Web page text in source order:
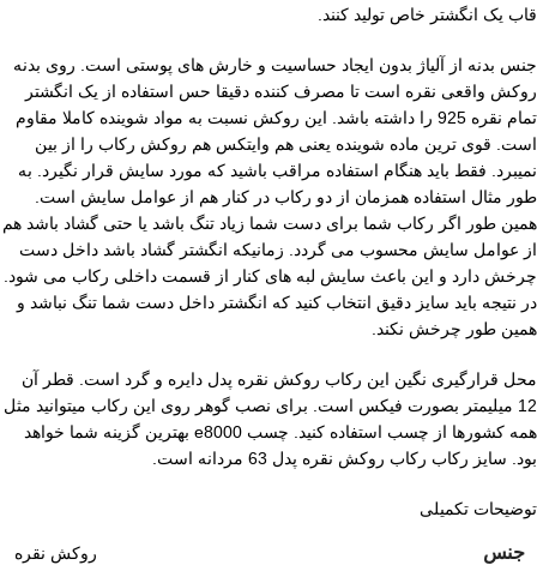
قاب یک انگشتر خاص تولید کنند.
جنس بدنه از آلیاژ بدون ایجاد حساسیت و خارش های پوستی است. روی بدنه
روکش واقعی نقره است تا مصرف کننده دقیقا حس استفاده از یک انگشتر
تمام نقره 925 را داشته باشد. این روکش نسبت به مواد شوینده کاملا مقاوم
است. قوی ترین ماده شوینده یعنی هم وایتکس هم روکش رکاب را از بین
نمیبرد. فقط باید هنگام استفاده مراقب باشید که مورد سایش قرار نگیرد. به
طور مثال استفاده همزمان از دو رکاب در کنار هم از عوامل سایش است.
همین طور اگر رکاب شما برای دست شما زیاد تنگ باشد یا حتی گشاد باشد هم
از عوامل سایش محسوب می گردد. زمانیکه انگشتر گشاد باشد داخل دست
چرخش دارد و این باعث سایش لبه های کنار از قسمت داخلی رکاب می شود.
در نتیجه باید سایز دقیق انتخاب کنید که انگشتر داخل دست شما تنگ نباشد و
همین طور چرخش نکند.
محل قرارگیری نگین این رکاب روکش نقره پدل دایره و گرد است. قطر آن
12 میلیمتر بصورت فیکس است. برای نصب گوهر روی این رکاب میتوانید مثل
همه کشورها از چسب استفاده کنید. چسب e8000 بهترین گزینه شما خواهد
بود. سایز رکاب رکاب روکش نقره پدل 63 مردانه است.
توضیحات تکمیلی
جنس روکش نقره